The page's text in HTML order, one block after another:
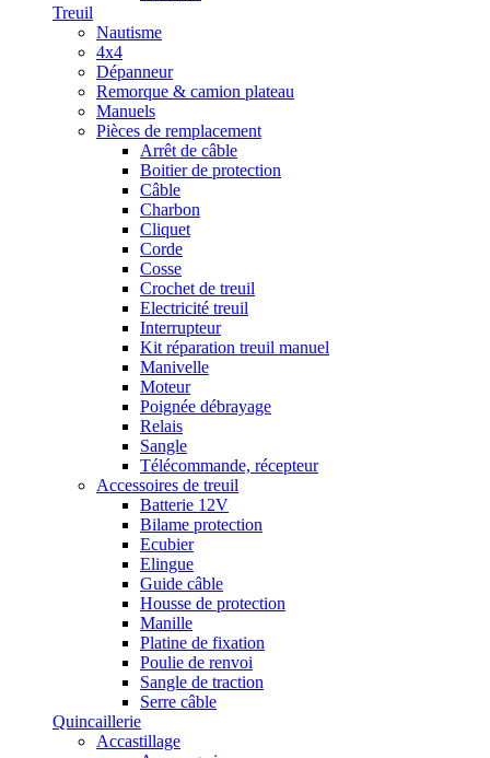
Treuil
Nautisme
4x4
Dépanneur
Remorque & camion plateau
Manuels
Pièces de remplacement
Arrêt de câble
Boitier de protection
Câble
Charbon
Cliquet
Corde
Cosse
Crochet de treuil
Electricité treuil
Interrupteur
Kit réparation treuil manuel
Manivelle
Moteur
Poignée débrayage
Relais
Sangle
Télécommande, récepteur
Accessoires de treuil
Batterie 12V
Bilame protection
Ecubier
Elingue
Guide câble
Housse de protection
Manille
Platine de fixation
Poulie de renvoi
Sangle de traction
Serre câble
Quincaillerie
Accastillage